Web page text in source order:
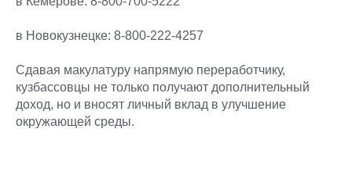
в Новокузнецке: 8-800-222-4257
Сдавая макулатуру напрямую переработчику,
кузбассовцы не только получают дополнительный
доход, но и вносят личный вклад в улучшение
окружающей среды.